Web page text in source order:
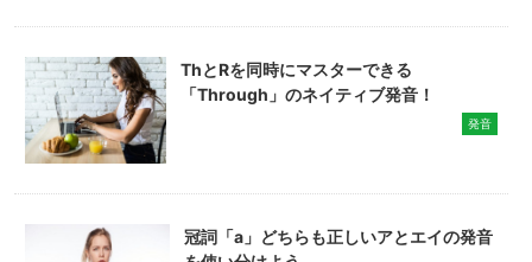
ThとRを同時にマスターできる
「Through」のネイティブ発音！
発音
冠詞「a」どちらも正しいアとエイの発音